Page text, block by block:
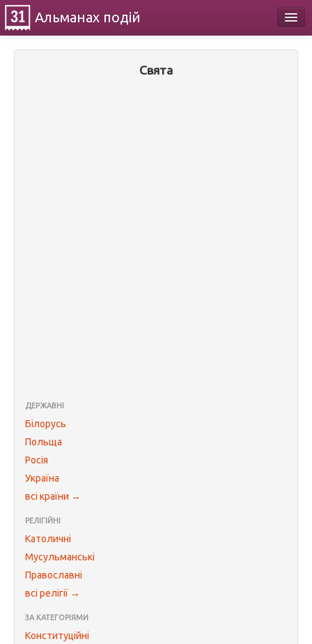
Альманах подій
Свята
ДЕРЖАВНІ
Білорусь
Польща
Росія
Україна
всі країни →
РЕЛІГІЙНІ
Католичні
Мусульманські
Православні
всі релігії →
ЗА КАТЕГОРІЯМИ
Конституційні